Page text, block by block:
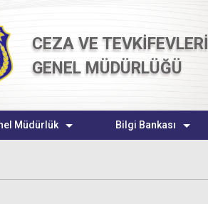
CEZA VE TEVKİFEVLERİ
GENEL MÜDÜRLÜĞÜ
Müdürlük Bilgi Bankası